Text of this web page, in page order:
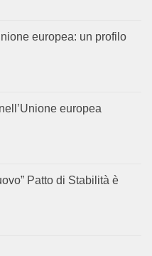
europea: un profilo
europea
Patto di Stabilità è